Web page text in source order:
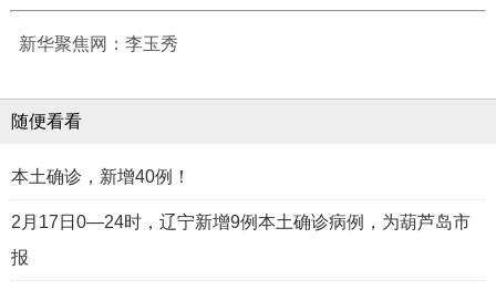
新华聚焦网：李玉秀
随便看看
本土确诊，新增40例！
2月17日0—24时，辽宁新增9例本土确诊病例，为葫芦岛市
报